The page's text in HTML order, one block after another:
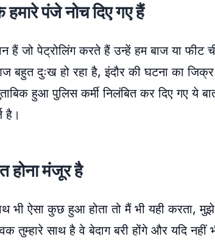
पंजे नोच दिए गए हैं
हैं जो पेट्रोलिंग करते हैं उन्हें हम बाज या
बहुत दुःख हो रहा है, इंदौर की घटना का
हुआ पुलिस कर्मी निलंबित कर दिए गए ये
है।
होना मंजूर है
ऐसा कुछ हुआ होता तो मैं भी यही करता,
साथ है वे बेदाग बरी होंगे और यदि नहीं